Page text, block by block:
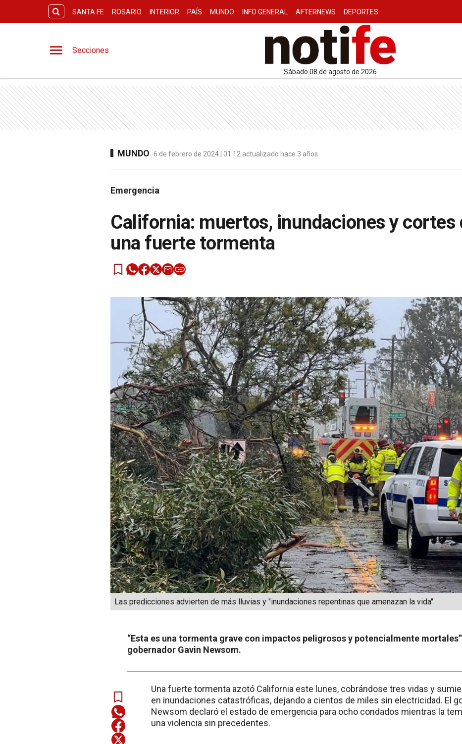
SANTA FE ROSARIO INTERIOR PAÍS MUNDO INFO GENERAL AFTERNEWS DEPORTES
Secciones
sábado 08 de agosto de 2026
MUNDO 6 de febrero de 2024 | 01:12 actualizado hace 3 años
Emergencia
California: muertos, inundaciones y cortes
una fuerte tormenta
Las predicciones advierten de más lluvias y "inundaciones repentinas que amenazan la vida".
“Esta es una tormenta grave con impactos peligrosos y potencialmente
gobernador Gavin Newsom.
Una fuerte tormenta azotó California este lunes, cobrándose tres vidas y
en inundaciones catastróficas, dejando a cientos de miles sin electricidad. El
Newsom declaró el estado de emergencia para ocho condados mientras la
una violencia sin precedentes.